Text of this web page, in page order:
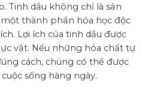
Tinh dầu không chỉ là sản
thành phần hóa học độc
Lợi ích của tinh dầu được
vật. Nếu những hóa chất tự
cách, chúng có thể được
sống hàng ngày.